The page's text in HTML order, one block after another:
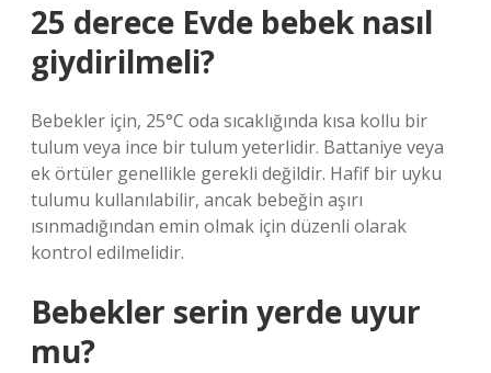
25 derece Evde bebek nasıl
giydirilmeli?
Bebekler için, 25°C oda sıcaklığında kısa kollu bir
tulum veya ince bir tulum yeterlidir. Battaniye veya
ek örtüler genellikle gerekli değildir. Hafif bir uyku
tulumu kullanılabilir, ancak bebeğin aşırı
ısınmadığından emin olmak için düzenli olarak
kontrol edilmelidir.
Bebekler serin yerde uyur
mu?